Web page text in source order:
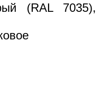
(RAL 7035),